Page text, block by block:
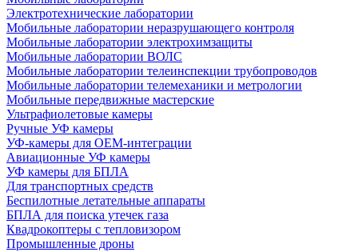
Электротехнические лаборатории
Мобильные лаборатории неразрушающего контроля
Мобильные лаборатории электрохимзащиты
Мобильные лаборатории ВОЛС
Мобильные лаборатории телеинспекции трубопроводов
Мобильные лаборатории телемеханики и метрологии
Мобильные передвижные мастерские
Ультрафиолетовые камеры
Ручные УФ камеры
УФ-камеры для OEM-интеграции
Авиационные УФ камеры
УФ камеры для БПЛА
Для транспортных средств
Беспилотные летательные аппараты
БПЛА для поиска утечек газа
Квадрокоптеры с тепловизором
Промышленные дроны